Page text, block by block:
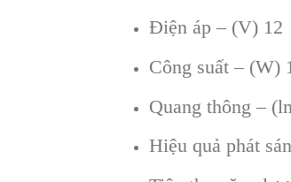
Điện áp – (V) 12
Công suất – (W)
Quang thông –
Hiệu quả phát